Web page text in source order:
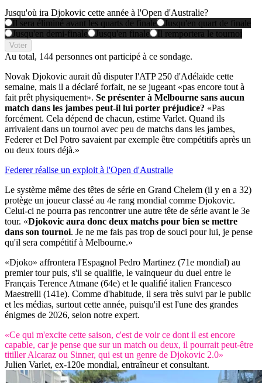
Jusqu'où ira Djokovic cette année à l'Open d'Australie?
Il sera éliminé avant les quarts de finale
Jusqu'en quart de finale
Jusqu'en demi-finale
Jusqu'en finale Il remportera le tournoi
Voter
Au total, 144 personnes ont participé à ce sondage.
Novak Djokovic aurait dû disputer l'ATP 250 d'Adélaïde cette
semaine, mais il a déclaré forfait, ne se jugeant «pas encore tout à
fait prêt physiquement». Se présenter à Melbourne sans aucun
match dans les jambes peut-il lui porter préjudice? «Pas
forcément. Cela dépend de chacun, estime Varlet. Quand ils
arrivaient dans un tournoi avec peu de matchs dans les jambes,
Federer et Del Potro savaient par exemple être compétitifs après un
ou deux tours déjà.»
Federer réalise un exploit à l'Open d'Australie
Le système même des têtes de série en Grand Chelem (il y en a 32)
protège un joueur classé au 4e rang mondial comme Djokovic.
Celui-ci ne pourra pas rencontrer une autre tête de série avant le 3e
tour. «Djokovic aura donc deux matchs pour bien se mettre
dans son tournoi. Je ne me fais pas trop de souci pour lui, je pense
qu'il sera compétitif à Melbourne.»
«Djoko» affrontera l'Espagnol Pedro Martinez (71e mondial) au
premier tour puis, s'il se qualifie, le vainqueur du duel entre le
Français Terence Atmane (64e) et le qualifié italien Francesco
Maestrelli (141e). Comme d'habitude, il sera très suivi par le public
et les médias, surtout cette année, puisqu'il est l'une des grandes
énigmes de 2026, selon notre expert.
«Ce qui m'excite cette saison, c'est de voir ce dont il est encore
capable, car je pense que sur un match ou deux, il pourrait peut-être
titiller Alcaraz ou Sinner, qui est un genre de Djokovic 2.0»
Julien Varlet, ex-120e mondial, entraîneur et consultant.